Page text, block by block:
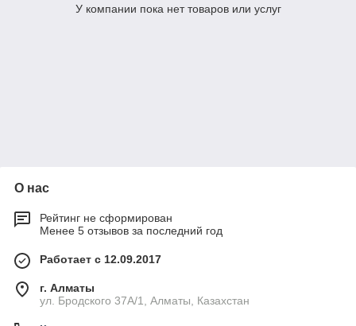
У компании пока нет товаров или услуг
О нас
Рейтинг не сформирован
Менее 5 отзывов за последний год
Работает с 12.09.2017
г. Алматы
ул. Бродского 37А/1, Алматы, Казахстан